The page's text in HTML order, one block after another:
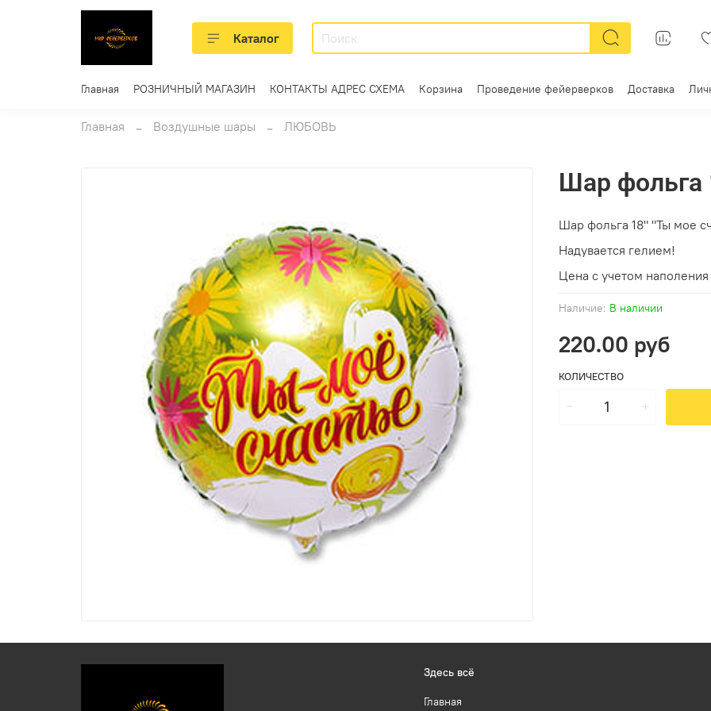
Каталог
Главная РОЗНИЧНЫЙ МАГАЗИН КОНТАКТЫ АДРЕС СХЕМА Корзина Проведение фейерверков Доставка
Главная Воздушные шары ЛЮБОВЬ
Наличие: В наличии
Шар фольга
220.00 руб
КОЛИЧЕСТВО
Шар фольга 18" "Ты мое
Надувается гелием!
Цена с учетом
Здесь всё
Главная